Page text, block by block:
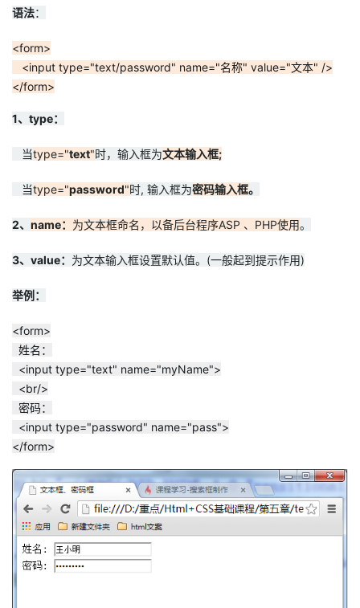
证
实
的
藏
持
建
语法：
<form>
<input type="text/password" name="名称" value="文本" />
</form>
1、type：
当type="text"时，输入框为文本输入框;
当type="password"时, 输入框为密码输入框。
2、 name： 为文本框命名，以备后台程序ASP 、PHP使用。
3、value： 为文本输入框设置默认值。(一般起到提示作用)
举例：
<form>
姓名：
<input type="text" name="myName">
<br/>
密码：
<input type="password" name="pass">
</form>